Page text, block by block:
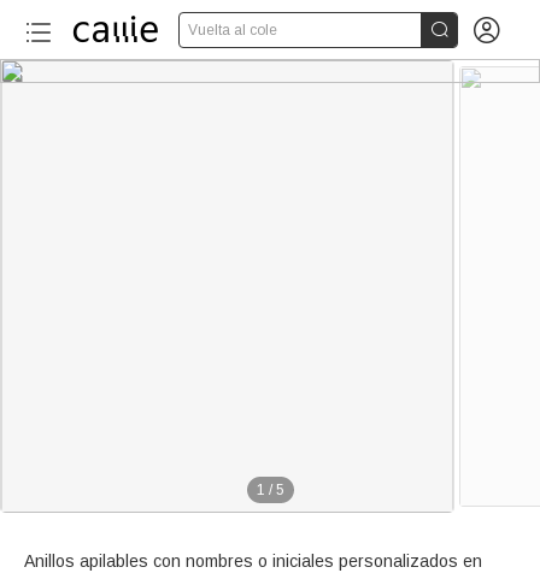
Vuelta al cole  
1 / 5
Anillos apilables con nombres o iniciales personalizados en